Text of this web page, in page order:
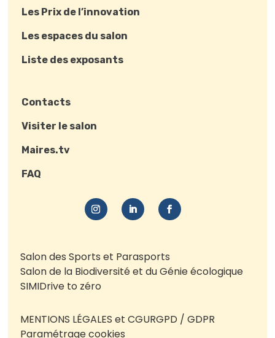
Les Prix de l’innovation
Les espaces du salon
Liste des exposants
Contacts
Visiter le salon
Maires.tv
FAQ
Salon des Sports et Parasports
Salon de la Biodiversité et du Génie écologique
SIMIDrive to zéro
MENTIONS LÉGALES et CGURGPD / GDPR
Paramétrage cookies